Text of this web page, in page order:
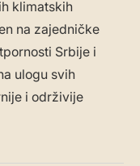
klimatskih
na zajedničke
Srbije i
ulogu svih
i održivije